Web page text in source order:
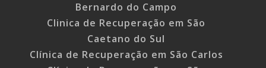
Bernardo do Campo
Clinica de Recuperação em São
Caetano do Sul
Clínica de Recuperação em São Carlos